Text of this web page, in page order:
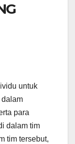
untuk
para
dalam tim
tim tersebut,